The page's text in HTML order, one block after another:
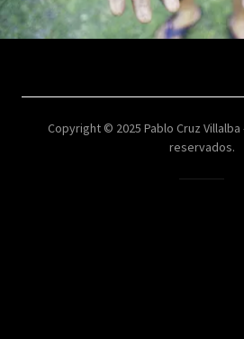
Copyright © 2025 Pablo Cruz
reservados.